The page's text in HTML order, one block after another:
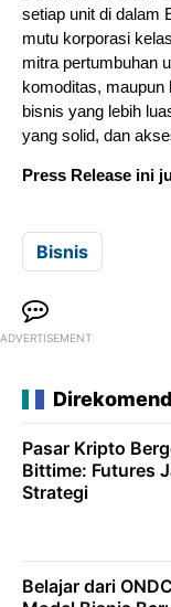
setiap unit di dalam
mutu korporasi
mitra pertumbuhan
komoditas, maupun
bisnis yang lebih
yang solid, dan
Press Release ini
Bisnis
ADVERTISEMENT
Pasar Kripto
Bittime: Futures
Strategi
Belajar dari